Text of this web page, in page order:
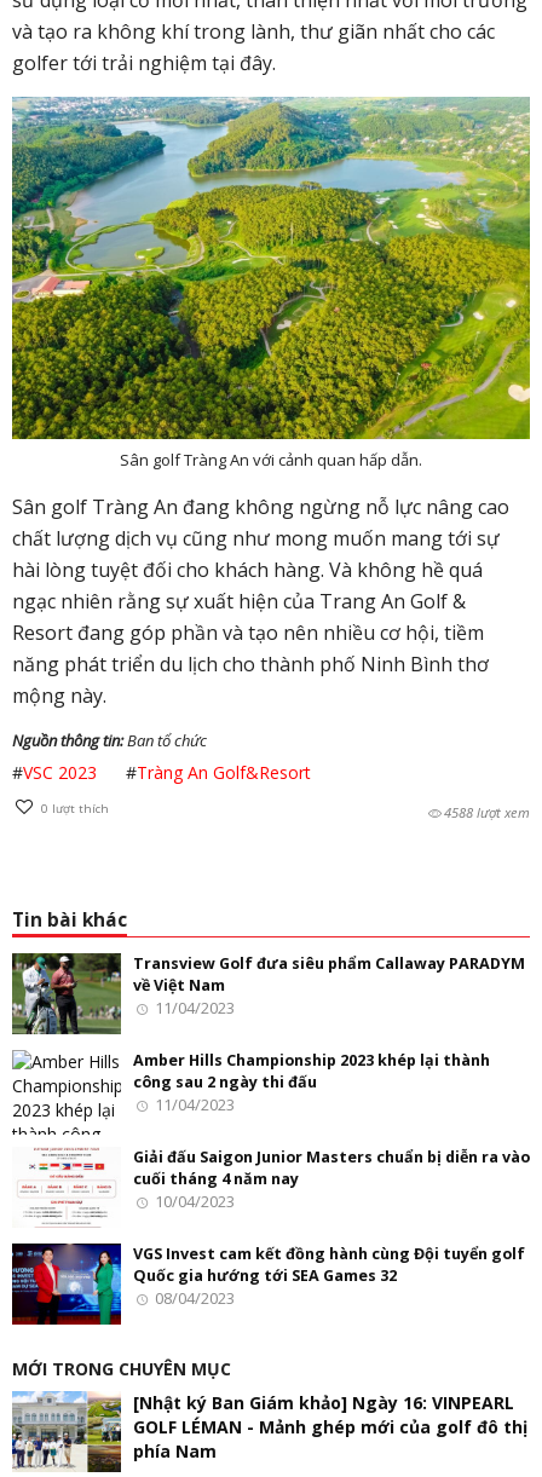
và tạo ra không khí trong lành, thư giãn nhất cho các
golfer tới trải nghiệm tại đây.
Sân golf Tràng An với cảnh quan hấp dẫn.
Sân golf Tràng An đang không ngừng nỗ lực nâng cao
chất lượng dịch vụ cũng như mong muốn mang tới sự
hài lòng tuyệt đối cho khách hàng. Và không hề quá
ngạc nhiên rằng sự xuất hiện của Trang An Golf &
Resort đang góp phần và tạo nên nhiều cơ hội, tiềm
năng phát triển du lịch cho thành phố Ninh Bình thơ
mộng này.
Nguồn thông tin:Ban tổ chức
#VSC 2023 #Tràng An Golf&Resort
0 lượt thích 4588 lượt xem
Tin bài khác
Transview Golf đưa siêu phẩm Callaway PARADYM
về Việt Nam
11/04/2023
Amber Hills Championship 2023 khép lại thành
công sau 2 ngày thi đấu
11/04/2023
Giải đấu Saigon Junior Masters chuẩn bị diễn ra vào
cuối tháng 4 năm nay
10/04/2023
VGS Invest cam kết đồng hành cùng Đội tuyển golf
Quốc gia hướng tới SEA Games 32
08/04/2023
MỚI TRONG CHUYÊN MỤC
[Nhật ký Ban Giám khảo] Ngày 16: VINPEARL
GOLF LÉMAN - Mảnh ghép mới của golf đô thị
phía Nam